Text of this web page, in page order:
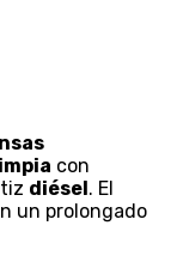
con
diésel. El
un prolongado